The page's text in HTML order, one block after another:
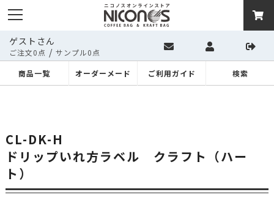
ゲストさん
ご注文0点 / サンプル0点
商品一覧
オーダーメード ご利用ガイド 検索
CL-DK-H
ドリップいれ方ラベル クラフト（ハー
ト）